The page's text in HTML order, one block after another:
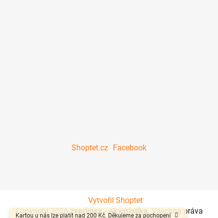
Kartou u nás lze platit nad 200 Kč. Děkujeme za pochopení
Shoptet.cz Facebook
Vytvořil Shoptet
Copyright 2026zverimex - akvaristika. Všechna práva